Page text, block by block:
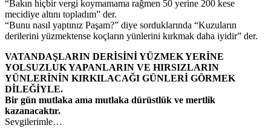
“Bakın hiçbir vergi koymamama rağmen 50 yerine 200 kese
mecidiye altını topladım” der.
“Bunu nasıl yaptınız Paşam?” diye sorduklarında “Kuzuların
derilerini yüzmektense koçların yünlerini kırkmak daha iyidir” der.
VATANDAŞLARIN DERİSİNİ YÜZMEK YERİNE
YOLSUZLUK YAPANLARIN VE HIRSIZLARIN
YÜNLERİNİN KIRKILACAĞI GÜNLERİ GÖRMEK
DİLEĞİYLE.
Bir gün mutlaka ama mutlaka dürüstlük ve mertlik
kazanacaktır.
Sevgilerimle…